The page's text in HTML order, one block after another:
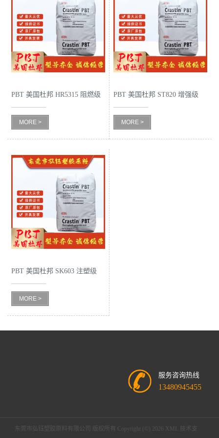
PBT 美国杜邦 HR5315 阻燃级
耐水解 玻纤增强 电子电器部
MORE >
PBT 美国杜邦 ST820 增强级
高抗冲 抗紫外线 电动工具
MORE >
PBT 美国杜邦 SK603 注塑级
高韧性 高强度 良好的强度 体
育用品
MORE >
服务咨询热线
13480945455
东莞市弘钰塑胶原料有限公司 版权所有 Copyright (©) 2026 XML 技术支